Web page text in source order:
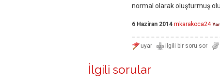
normal olarak oluşturmuş
6 Haziran 2014 mkarakoca24
İlgili sorular